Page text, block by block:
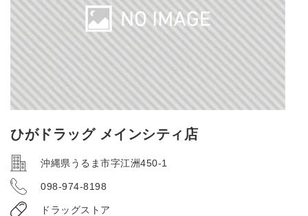
ひがドラッグ メインシティ店
沖縄県うるま市字江洲450-1
098-974-8198
ドラッグストア